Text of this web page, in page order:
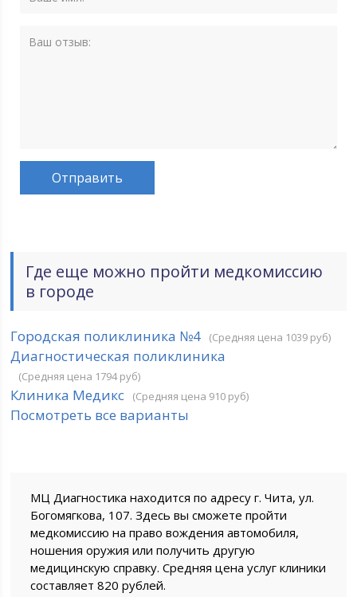
Где еще можно пройти медкомиссию
в городе
Городская поликлиника №4 (Средняя цена 1039 руб)
Диагностическая поликлиника
(Средняя цена 1794 руб)
Клиника Медикс (Средняя цена 910 руб)
Посмотреть все варианты
МЦ Диагностика находится по адресу г. Чита, ул.
Богомягкова, 107. Здесь вы сможете пройти
медкомиссию на право вождения автомобиля,
ношения оружия или получить другую
медицинскую справку. Средняя цена услуг клиники
составляет 820 рублей.